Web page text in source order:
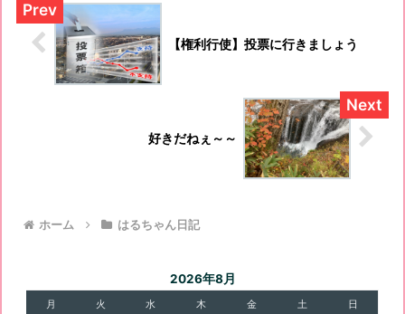
【権利行使】投票に行きましょう
好きだねぇ～～
ホーム はるちゃん日記
2026年8月
月 火 水 木 金 土 日